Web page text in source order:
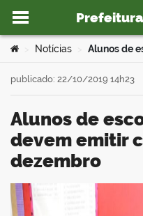
Ir para o conteúdo
portal
Você está aqui:
Notícias
Alunos de escolas públicas
devem emitir
dezembro
publicado: 22/10/2019 14h23